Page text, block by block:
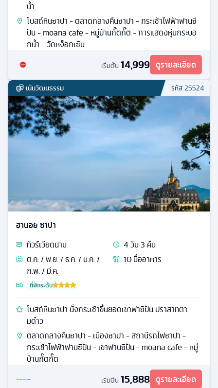
น้ำ
โบสถ์หินซาปา - ตลาดกลางคืนซาปา - กระเช้าไฟฟ้าฟานซี
ปัน - moana cafe - หมู่บ้านกั๊ตกั๊ต - การแสดงหุ่นกระบอ
กนํ้า - วัดหง็อกเซิน
เริ่มต้น 14,999 ดูรายละเอียด
เน้นวัฒนธรรม รหัส25524
ฮานอย ซาปา
ทัวร์เวียดนาม 4วัน3 คืน
ต.ค. / พ.ย. / ธ.ค. / ม.ค. /
ก.พ. / มี.ค.
10มื้ออาหาร
ที่พักระดับ
โบสถ์หินซาปา นั่งกระเช้าขึ้นยอดเขาฟาซิปัน ปราสาทตา
มด๋าว
ตลาดกลางคืนซาปา - เมืองซาปา - สถานีรถไฟซาปา -
กระเช้าไฟฟ้าฟานซีปัน - เขาฟานซีปัน - moana cafe - หมู่
บ้านกั๊ตกั๊ต
เริ่มต้น 15,888 ดูรายละเอียด